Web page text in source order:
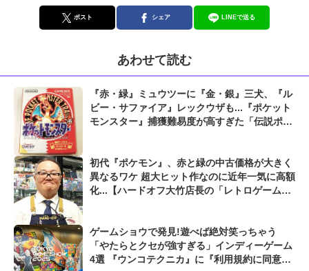
ポスト シェア LINEで送る
あわせて読む
『赤・緑』ミュウツーに『金・銀』三犬、『ル
ビー・サファイア』レックウザも...『ポケット
モンスター』捕獲難易度が高すぎた「伝説ポケ
初代『ポケモン』、赤と緑の中古価格が大きく
異なるワケ 超大ヒット作なのに近年一気に高額
化...【ハードオフ大竹店長の「レトロゲームち
ゲームショウで発見!遊べば絶対笑っちゃう
「やたらとクセが強すぎる」インディーゲーム
4選 『ウンコテクニカ』に『利用規約に同意し